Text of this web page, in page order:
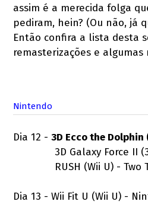
assim é a merecida folga
pediram, hein? (Ou não, já
Então confira a lista desta
remasterizações e algumas
Nintendo
Dia 12 -3D Ecco the Dolphin
3D Galaxy Force II
RUSH (Wii U) - Two
Dia 13 - Wii Fit U (Wii U) -